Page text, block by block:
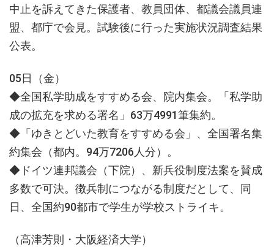
中止を訴えてきた保護者、教員団体、都議会議員連
盟、都庁で会見。試験後に行った実施状況調査結果
公表。
05日（金）
◆全国私学助成をすすめる会、院内集会。「私学助
成の拡充を求める署名」63万4991筆集約。
◆「ゆきとどいた教育をすすめる会」、全国署名集
約集会（都内。94万7206人分）。
◆ドイツ連邦議会（下院）、新兵役制度法案を賛成
多数で可決。徴兵制につながる制度だとして、同
日、全国約90都市で学生が学校ストライキ。
（高津芳則・大阪経済大学）